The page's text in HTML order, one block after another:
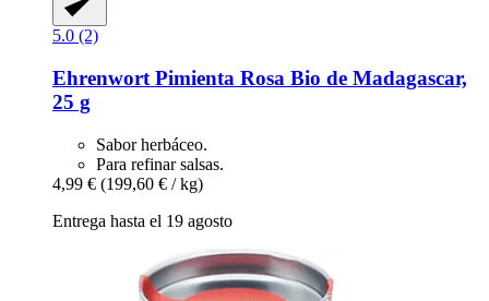
5.0 (2)
Ehrenwort Pimienta Rosa Bio de Madagascar,
25 g
Sabor herbáceo.
Para refinar salsas.
4,99 € (199,60 € / kg)
Entrega hasta el 19 agosto